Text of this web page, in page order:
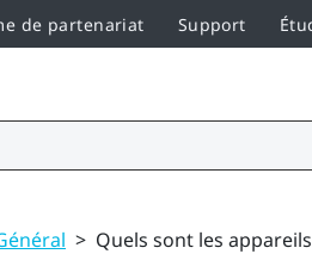
de partenariat Support
> Quels sont les